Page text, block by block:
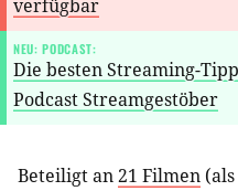
verfügbar
NEU: PODCAST:
Die besten Streaming-
Podcast Streamgestöber
Beteiligt an21 Filmen (als